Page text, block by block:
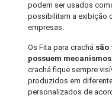
podem ser usados
possibilitam a exibição
empresas.
Os Fita para crachá são
possuem
crachá fique sempre
produzidos em
personalizados de